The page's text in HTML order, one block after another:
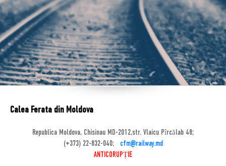
Calea Ferata din Moldova
Republica Moldova, Chisinau MD-2012,str. Vlaicu Pîrcălab 48;
(+373) 22-832-040;
cfm@railway.md
ANTICORUPȚIE